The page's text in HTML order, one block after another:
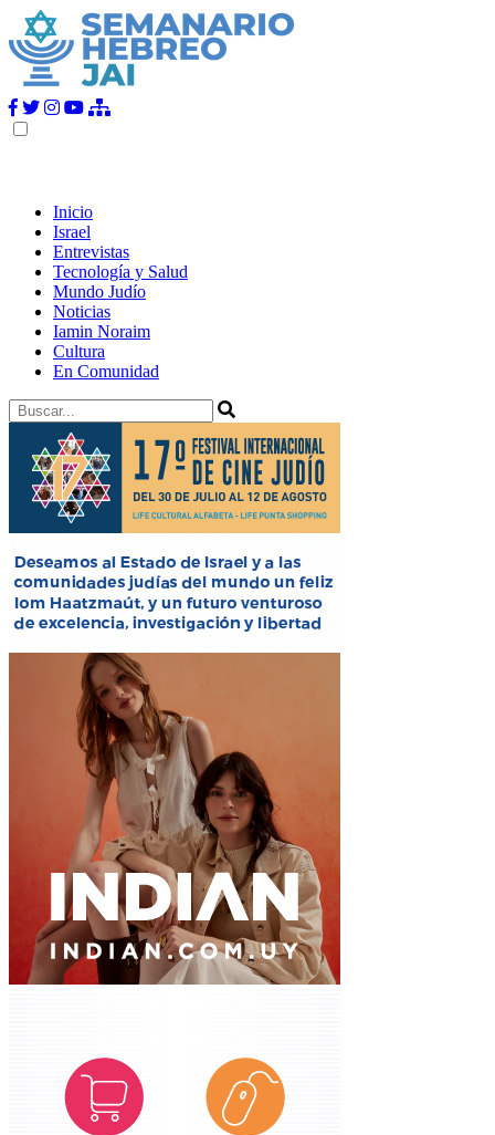
Inicio
Israel
Entrevistas
Tecnología y Salud
Mundo Judío
Noticias
Iamin Noraim
Cultura
En Comunidad